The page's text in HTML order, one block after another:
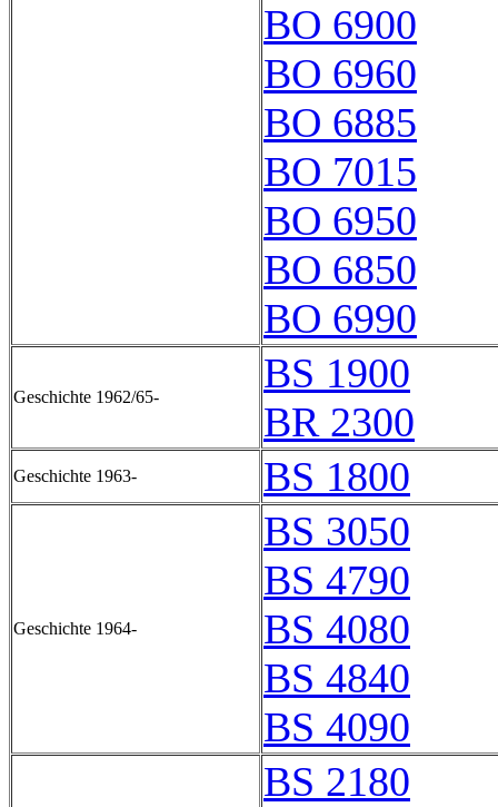
BO 6900
BO 6960
BO 6885
BO 7015
BO 6950
BO 6850
BO 6990
Geschichte 1962/65-
BS 1900
BR 2300
Geschichte 1963- BS 1800
Geschichte 1964-
BS 3050
BS 4790
BS 4080
BS 4840
BS 4090
BS 2180